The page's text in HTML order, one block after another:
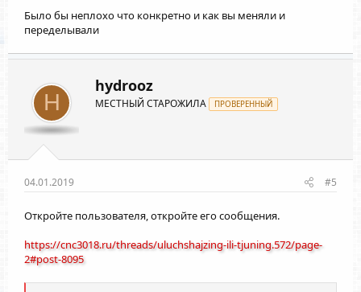
Было бы неплохо что конкретно и как вы меняли и
переделывали
H
hydrooz
МЕСТНЫЙ СТАРОЖИЛА ПРОВЕРЕННЫЙ
04.01.2019 #5
Откройте пользователя, откройте его сообщения.
https://cnc3018.ru/threads/uluchshajzing-ili-tjuning.572/page-
2#post-8095